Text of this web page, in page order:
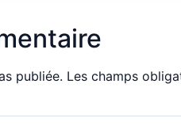
publiée. Les champs